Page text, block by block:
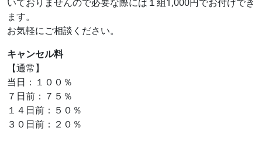
ます。
お気軽にご相談ください。
キャンセル料
【通常】
当日：１００％
７日前：７５％
１４日前：５０％
３０日前：２０％